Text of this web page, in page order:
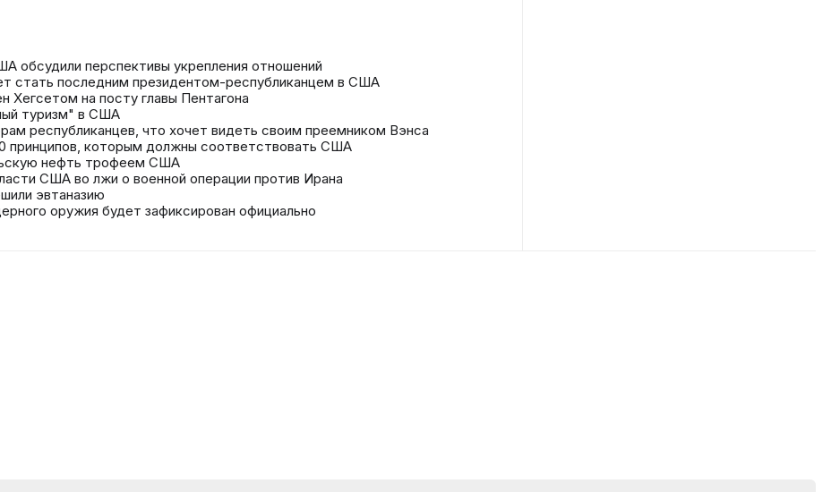
обсудили перспективы укрепления отношений
стать последним президентом-республиканцем в США
Хегсетом на посту главы Пентагона
туризм" в США
республиканцев, что хочет видеть своим преемником Вэнса
принципов, которым должны соответствовать США
нефть трофеем США
США во лжи о военной операции против Ирана
эвтаназию
оружия будет зафиксирован официально